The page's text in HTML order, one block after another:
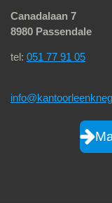
Canadalaan 7
8980 Passendale
tel: 051 77 91 05